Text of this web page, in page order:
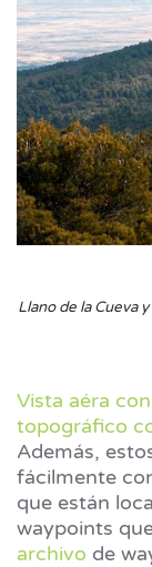
Llano de la Cueva
Vista aéra
topográfico
Además,
fácilmente
que están
waypoints
archivo de